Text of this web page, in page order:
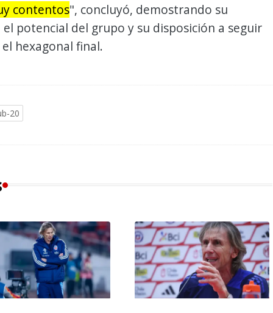
contentos", concluyó, demostrando su
el potencial del grupo y su disposición a seguir
hexagonal final.
20